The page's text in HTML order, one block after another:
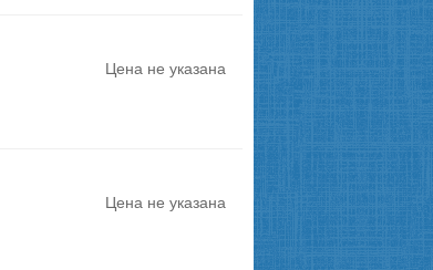
Цена не указана
Цена не указана